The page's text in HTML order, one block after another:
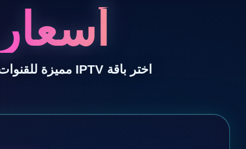
اختر باقة IPTV مميزة للقنوات المباشرة بجودة 4K والأفلام والمسلسلات والرياضة مع دعم سريع وتشغيل متعدد الأجهزة.